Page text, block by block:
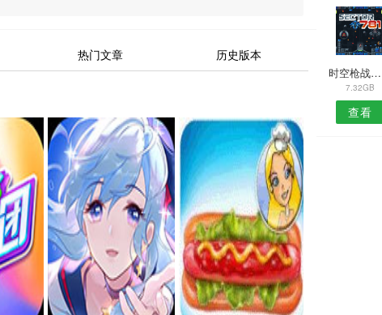
热门文章 历史版本
时空枪战九游版
7.32GB
查看